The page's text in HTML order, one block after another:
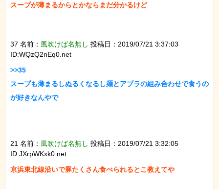
スープが薄まるからとかならまだ分かるけど
37 名前： 風吹けば名無し 投稿日：2019/07/21 3:37:03
ID:WQzQ2nEq0.net
>>35
スープも薄まるしぬるくなるし麺とアブラの組み合わせで食うの
が好きなんやで
21 名前： 風吹けば名無し 投稿日：2019/07/21 3:32:05
ID:JXrpWKxk0.net
京浜東北線沿いで豚たくさん食べられるとこ教えてや